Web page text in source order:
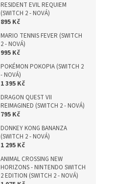
RESIDENT EVIL REQUIEM
(SWITCH 2 - NOVÁ)
895 Kč
MARIO TENNIS FEVER (SWITCH
2 - NOVÁ)
995 Kč
POKÉMON POKOPIA (SWITCH 2
- NOVÁ)
1 395 Kč
DRAGON QUEST VII
REIMAGINED (SWITCH 2 - NOVÁ)
795 Kč
DONKEY KONG BANANZA
(SWITCH 2 - NOVÁ)
1 295 Kč
ANIMAL CROSSING NEW
HORIZONS - NINTENDO SWITCH
2 EDITION (SWITCH 2 - NOVÁ)